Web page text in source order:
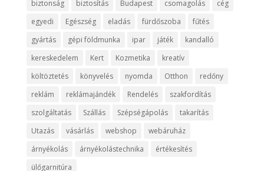
biztonság
biztosítás Budapest csomagolás
cég
egyedi
Egészség eladás fürdőszoba
fűtés
gyártás
gépi földmunka ipar játék
kandalló
kereskedelem
Kert Kozmetika
kreatív
költöztetés
könyvelés nyomda Otthon
redőny
reklám
reklámajándék Rendelés
szakfordítás
szolgáltatás
Szállás Szépségápolás
takarítás
Utazás
vásárlás webshop
webáruház
árnyékolás
árnyékolástechnika
értékesítés
ülőgarnitúra